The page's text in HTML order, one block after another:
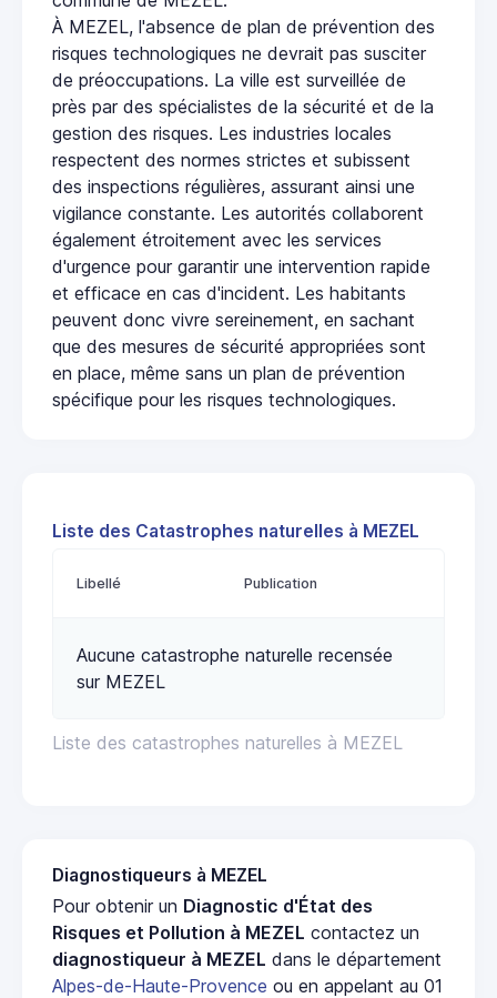
À MEZEL, l'absence de plan de prévention des
risques technologiques ne devrait pas susciter
de préoccupations. La ville est surveillée de
près par des spécialistes de la sécurité et de la
gestion des risques. Les industries locales
respectent des normes strictes et subissent
des inspections régulières, assurant ainsi une
vigilance constante. Les autorités collaborent
également étroitement avec les services
d'urgence pour garantir une intervention rapide
et efficace en cas d'incident. Les habitants
peuvent donc vivre sereinement, en sachant
que des mesures de sécurité appropriées sont
en place, même sans un plan de prévention
spécifique pour les risques technologiques.
Liste des Catastrophes naturelles à MEZEL
Liste des catastrophes naturelles à MEZEL
Libellé Publication
Aucune catastrophe naturelle recensée
sur MEZEL
Diagnostiqueurs à MEZEL
Pour obtenir un Diagnostic d'État des
Risques et Pollution à MEZEL contactez un
diagnostiqueur à MEZEL dans le département
Alpes-de-Haute-Provence ou en appelant au 01